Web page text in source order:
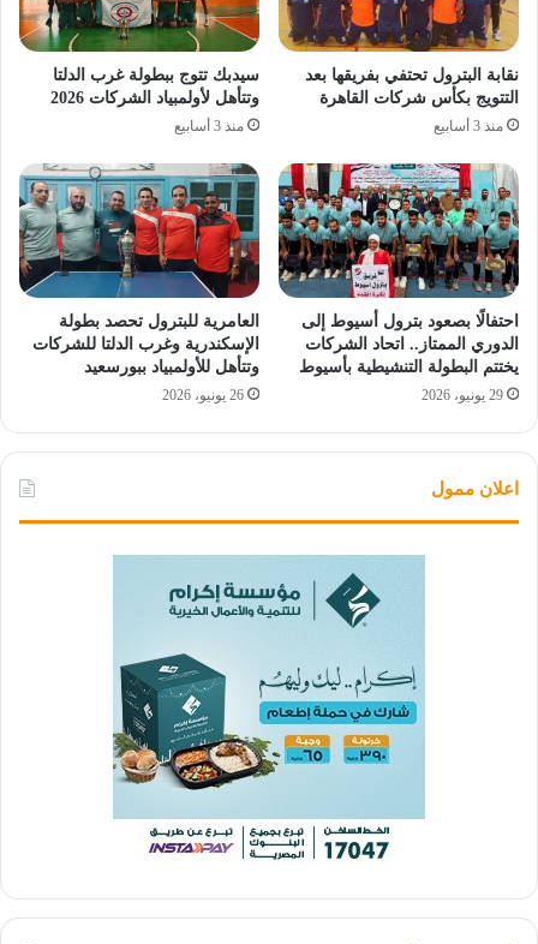
نقابة البترول تحتفي بفريقها بعد
التتويج بكأس شركات القاهرة
منذ 3 أسابيع
سيدبك تتوج ببطولة غرب الدلتا
وتتأهل لأولمبياد الشركات 2026
منذ 3 أسابيع
احتفالًا بصعود بترول أسيوط إلى
الدوري الممتاز.. اتحاد الشركات
يختتم البطولة التنشيطية بأسيوط
29 يونيو، 2026
العامرية للبترول تحصد بطولة
الإسكندرية وغرب الدلتا للشركات
وتتأهل للأولمبياد ببورسعيد
26 يونيو، 2026
اعلان ممول